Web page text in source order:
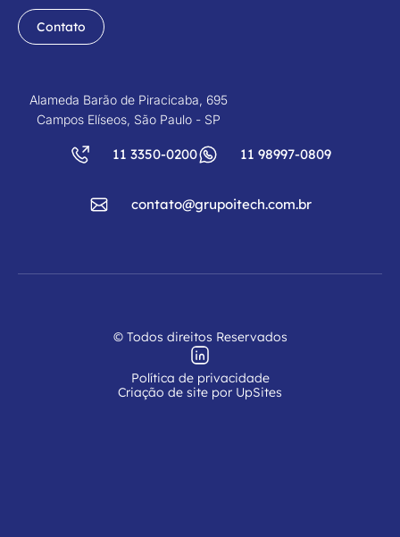
Contato
Alameda Barão de Piracicaba, 695
Campos Elíseos, São Paulo - SP
11 3350-0200 11 98997-0809
contato@grupoitech.com.br
© Todos direitos Reservados
Política de privacidade
Criação de site por UpSites